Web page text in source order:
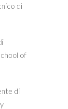
di
of
di